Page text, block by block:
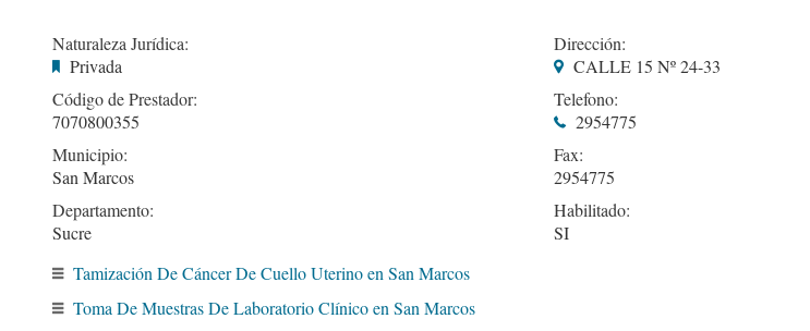
Naturaleza Jurídica:
Privada
Código de Prestador:
7070800355
Municipio:
San Marcos
Departamento:
Sucre
Dirección:
CALLE 15 Nº 24-33
Telefono:
2954775
Fax:
2954775
Habilitado:
SI
Tamización De Cáncer De Cuello Uterino en San Marcos
Toma De Muestras De Laboratorio Clínico en San Marcos